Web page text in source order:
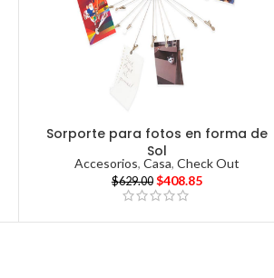
Sorporte para fotos en forma de
Sol
Accesorios, Casa, Check Out
$629.00 $408.85